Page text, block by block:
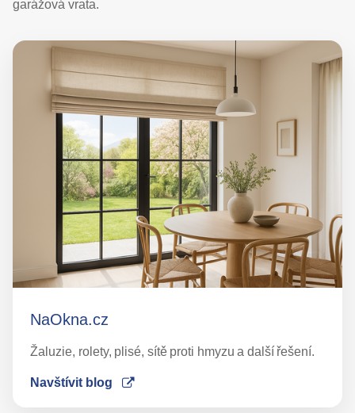
garážová vrata.
NaOkna.cz
Žaluzie, rolety, plisé, sítě proti hmyzu a další řešení.
Navštívit blog